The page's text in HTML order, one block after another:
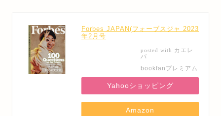
Forbes JAPAN(フォーブスジャ 2023
年2月号
posted with カエレ
バ
bookfanプレミアム
Yahooショッピング
Amazon